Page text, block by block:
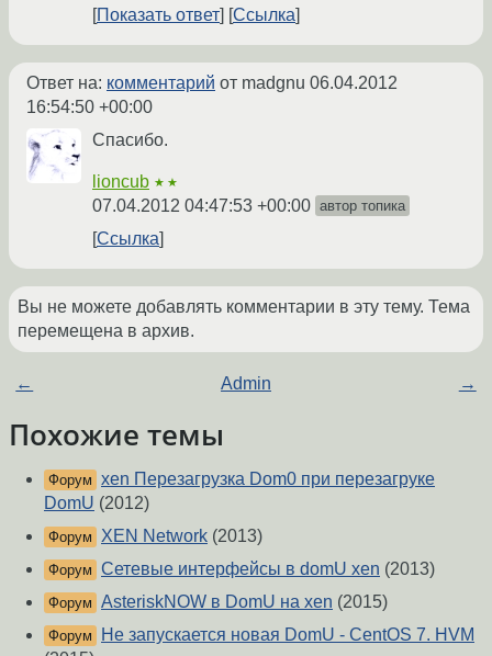
Показать ответ
Ссылка
Ответ на: комментарий от madgnu 06.04.2012
16:54:50 +00:00
Спасибо.
lioncub ★★
07.04.2012 04:47:53 +00:00 автор топика
Ссылка
Вы не можете добавлять комментарии в эту тему. Тема
перемещена в архив.
← Admin →
Похожие темы
Форум xen Перезагрузка Dom0 при перезагруке
DomU (2012)
Форум XEN Network (2013)
Форум Сетевые интерфейсы в domU xen (2013)
Форум AsteriskNOW в DomU на xen (2015)
Форум
Не запускается новая DomU - CentOS 7. HVM